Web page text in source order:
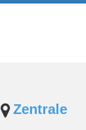
Zentrale